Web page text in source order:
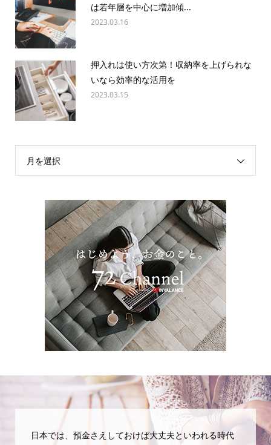
は若年層を中心に増加傾...
2023.03.16
押入れは使い方次第！収納率を上げられな
いなら効率的な活用を
2023.03.15
月を選択
日本では、預金さえしておけば大丈夫といわれる時代